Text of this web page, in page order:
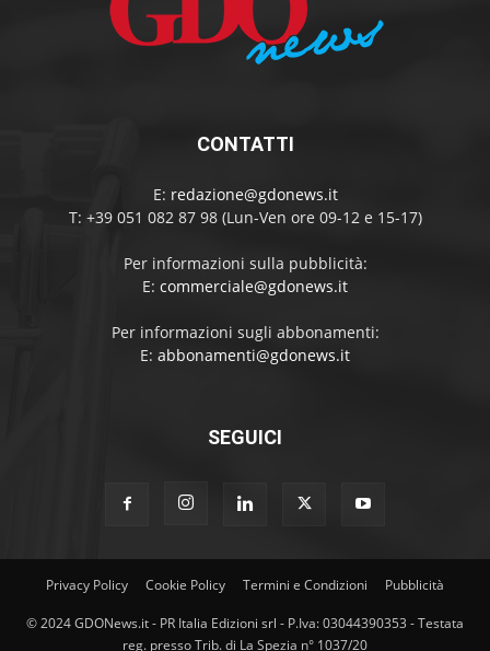
CONTATTI
E: redazione@gdonews.it
T: +39 051 082 87 98 (Lun-Ven ore 09-12 e 15-17)
Per informazioni sulla pubblicità:
E: commerciale@gdonews.it
Per informazioni sugli abbonamenti:
E: abbonamenti@gdonews.it
SEGUICI
Privacy Policy Cookie Policy Termini e Condizioni Pubblicità
© 2024 GDONews.it - PR Italia Edizioni srl - P.Iva: 03044390353 - Testata
reg. presso Trib. di La Spezia n° 1037/20